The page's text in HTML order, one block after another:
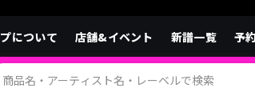
について 店舗&イベント 新譜一覧 予